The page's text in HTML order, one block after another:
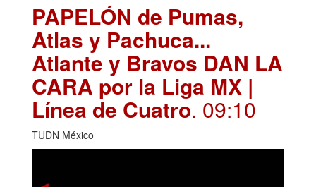
PAPELÓN de Pumas,
Atlas y Pachuca...
Atlante y Bravos DAN LA
CARA por la Liga MX |
Línea de Cuatro. 09:10
TUDN México